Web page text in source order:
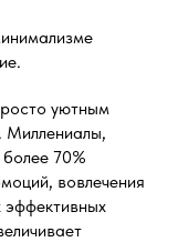
уютным
Миллениалы,
70%
вовлечения